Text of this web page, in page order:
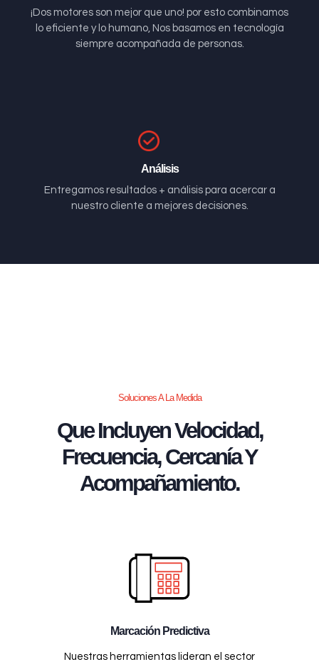
¡Dos motores son mejor que uno! por esto combinamos
lo eficiente y lo humano, Nos basamos en tecnología
siempre acompañada de personas.
Análisis
Entregamos resultados + análisis para acercar a
nuestro cliente a mejores decisiones.
Soluciones A La Medida
Que Incluyen Velocidad,
Frecuencia, Cercanía Y
Acompañamiento.
Marcación Predictiva
Nuestras herramientas lideran el sector